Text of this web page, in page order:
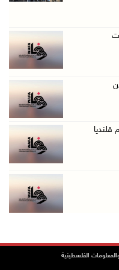
قلنديا ...
على ضرورة ت ...
الا ...
الاحتلا ...
دونمات
قلنديا
الفلسطينية